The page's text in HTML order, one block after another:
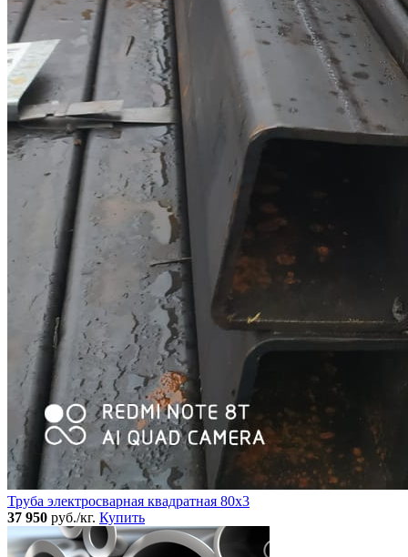
Труба электросварная квадратная 80x3
37 950 руб./кг. Купить